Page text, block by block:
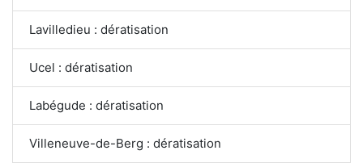
Lavilledieu : dératisation
Ucel : dératisation
Labégude : dératisation
Villeneuve-de-Berg : dératisation